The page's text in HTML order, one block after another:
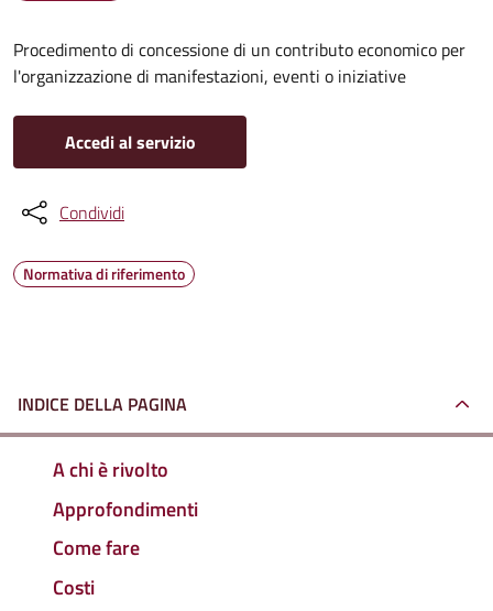
Procedimento di concessione di un contributo economico per
l'organizzazione di manifestazioni, eventi o iniziative
Accedi al servizio
Condividi
Normativa di riferimento
INDICE DELLA PAGINA
A chi è rivolto
Approfondimenti
Come fare
Costi